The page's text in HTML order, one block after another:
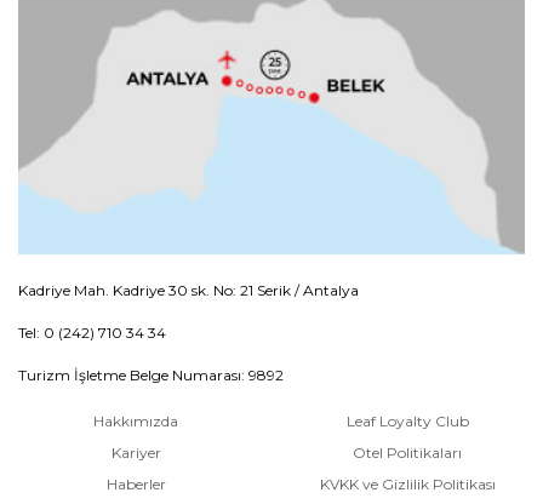
Kadriye Mah. Kadriye 30 sk. No: 21 Serik / Antalya
Tel: 0 (242) 710 34 34
Turizm İşletme Belge Numarası: 9892
Hakkımızda
Kariyer
Haberler
Leaf Loyalty Club
Otel Politikaları
KVKK ve Gizlilik Politikası